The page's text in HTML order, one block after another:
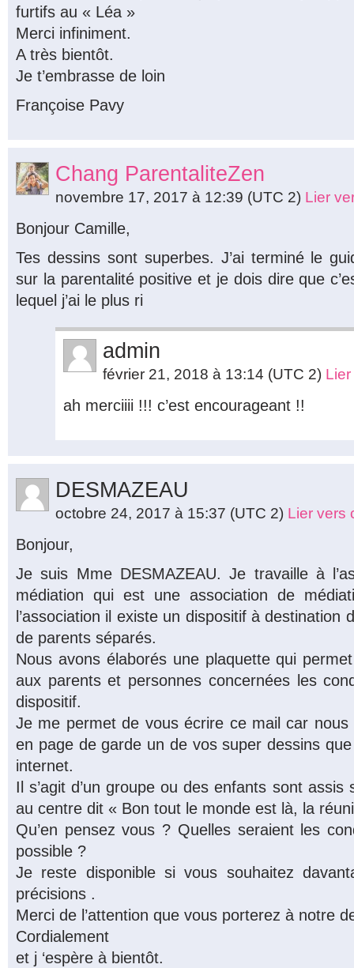
furtifs au « Léa »
Merci infiniment.
A très bientôt.
Je t’embrasse de loin
Françoise Pavy
Chang ParentaliteZen
novembre 17, 2017 à 12:39 (UTC 2) Lier
Bonjour Camille,
Tes dessins sont superbes. J’ai terminé le
sur la parentalité positive et je dois dire que
lequel j’ai le plus ri
admin
février 21, 2018 à 13:14 (UTC 2)
ah merciiii !!! c’est encourageant !!
DESMAZEAU
octobre 24, 2017 à 15:37 (UTC 2) Lier vers
Bonjour,
Je suis Mme DESMAZEAU. Je travaille à
médiation qui est une association de
l’association il existe un dispositif à destination
de parents séparés.
Nous avons élaborés une plaquette qui
aux parents et personnes concernées les
dispositif.
Je me permet de vous écrire ce mail car nous
en page de garde un de vos super dessins
internet.
Il s’agit d’un groupe ou des enfants sont assis
au centre dit « Bon tout le monde est là, la
Qu’en pensez vous ? Quelles seraient les
possible ?
Je reste disponible si vous souhaitez
précisions .
Merci de l’attention que vous porterez à notre
Cordialement
et j ‘espère à bientôt.